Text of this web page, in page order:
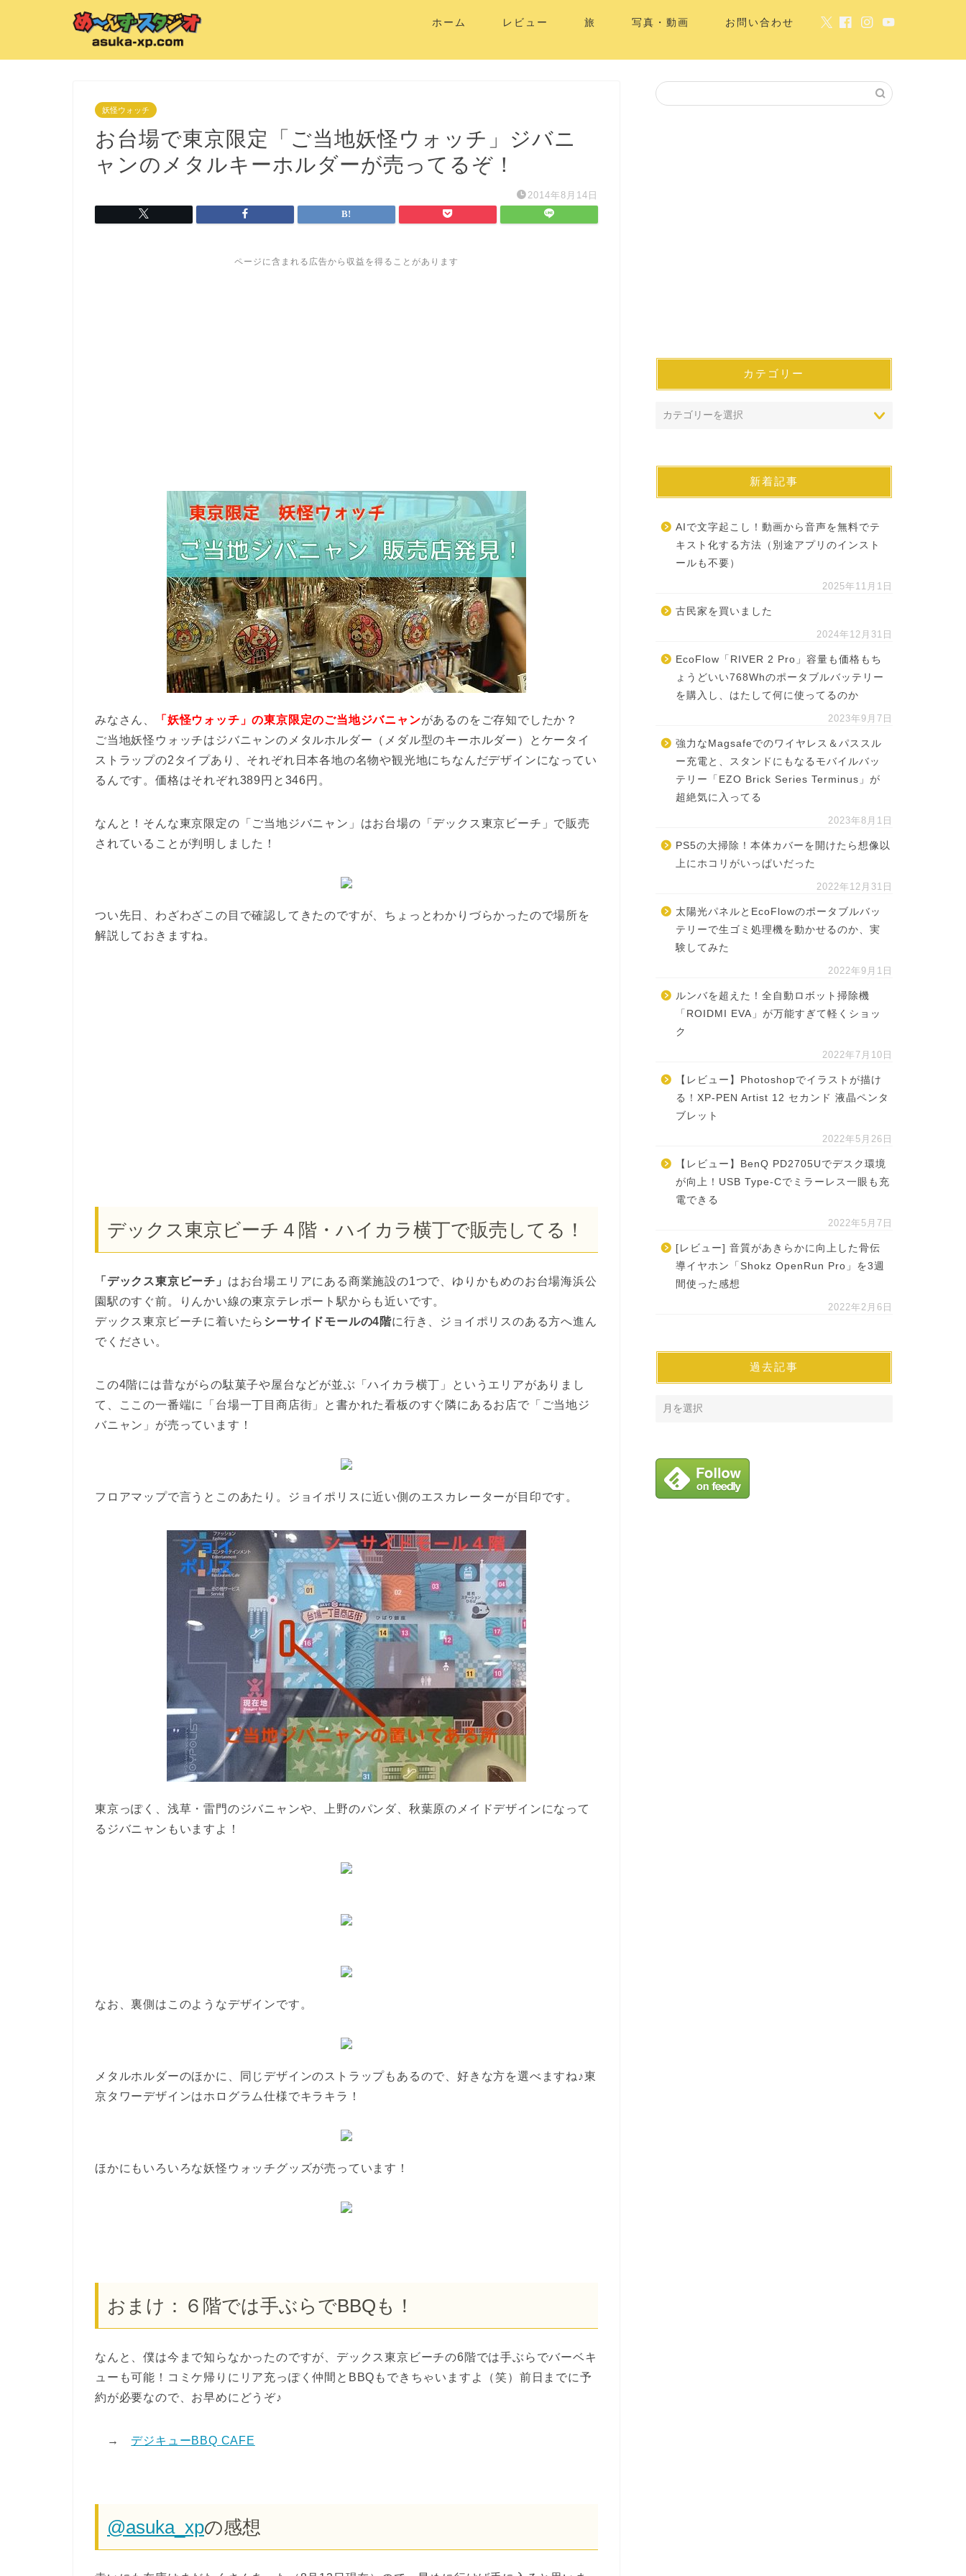
ホーム レビュー 旅 写真・動画 お問い合わせ
妖怪ウォッチ
お台場で東京限定「ご当地妖怪ウォッチ」ジバニ
ャンのメタルキーホルダーが売ってるぞ！
2014年8月14日
ページに含まれる広告から収益を得ることがあります
みなさん、 「妖怪ウォッチ」の東京限定のご当地ジバニャンがあるのをご存知でしたか？
ご当地妖怪ウォッチはジバニャンのメタルホルダー（メダル型のキーホルダー）とケータイ
ストラップの2タイプあり、それぞれ日本各地の名物や観光地にちなんだデザインになってい
るんです。価格はそれぞれ389円と346円。
なんと！そんな東京限定の「ご当地ジバニャン」はお台場の「デックス東京ビーチ」で販売
されていることが判明しました！
つい先日、わざわざこの目で確認してきたのですが、ちょっとわかりづらかったので場所を
解説しておきますね。
デックス東京ビーチ４階・ハイカラ横丁で販売してる！
「デックス東京ビーチ」 はお台場エリアにある商業施設の1つで、ゆりかもめのお台場海浜公
園駅のすぐ前。りんかい線の東京テレポート駅からも近いです。
デックス東京ビーチに着いたら シーサイドモールの4階に行き、ジョイポリスのある方へ進ん
でください。
この4階には昔ながらの駄菓子や屋台などが並ぶ「ハイカラ横丁」というエリアがありまし
て、ここの一番端に「台場一丁目商店街」と書かれた看板のすぐ隣にあるお店で「ご当地ジ
バニャン」が売っています！
フロアマップで言うとこのあたり。ジョイポリスに近い側のエスカレーターが目印です。
東京っぽく、浅草・雷門のジバニャンや、上野のパンダ、秋葉原のメイドデザインになって
るジバニャンもいますよ！
なお、裏側はこのようなデザインです。
メタルホルダーのほかに、同じデザインのストラップもあるので、好きな方を選べますね♪東
京タワーデザインはホログラム仕様でキラキラ！
ほかにもいろいろな妖怪ウォッチグッズが売っています！
おまけ：６階では手ぶらでBBQも！
なんと、僕は今まで知らなかったのですが、デックス東京ビーチの6階では手ぶらでバーベキ
ューも可能！コミケ帰りにリア充っぽく仲間とBBQもできちゃいますよ（笑）前日までに予
約が必要なので、お早めにどうぞ♪
→ デジキューBBQ CAFE
@asuka_xpの感想
カテゴリー
新着記事
AIで文字起こし！動画から音声を無料でテ
キスト化する方法（別途アプリのインスト
ールも不要）
2025年11月1日
古民家を買いました
2024年12月31日
EcoFlow「RIVER 2 Pro」容量も価格もち
ょうどいい768Whのポータブルバッテリー
を購入し、はたして何に使ってるのか
2023年9月7日
強力なMagsafeでのワイヤレス＆パススル
ー充電と、スタンドにもなるモバイルバッ
テリー「EZO Brick Series Terminus」が
超絶気に入ってる
2023年8月1日
PS5の大掃除！本体カバーを開けたら想像以
上にホコリがいっぱいだった
2022年12月31日
太陽光パネルとEcoFlowのポータブルバッ
テリーで生ゴミ処理機を動かせるのか、実
験してみた
2022年9月1日
ルンバを超えた！全自動ロボット掃除機
「ROIDMI EVA」が万能すぎて軽くショッ
ク
2022年7月10日
【レビュー】Photoshopでイラストが描け
る！XP-PEN Artist 12 セカンド 液晶ペンタ
ブレット
2022年5月26日
【レビュー】BenQ PD2705Uでデスク環境
が向上！USB Type-Cでミラーレス一眼も充
電できる
2022年5月7日
[レビュー] 音質があきらかに向上した骨伝
導イヤホン「Shokz OpenRun Pro」を3週
間使った感想
2022年2月6日
過去記事